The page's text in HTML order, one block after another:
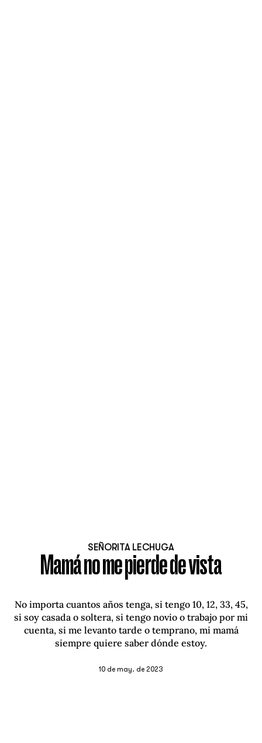
SEÑORITA LECHUGA
Mamá no me pierde de vista
No importa cuantos años tenga, si tengo 10, 12, 33, 45,
si soy casada o soltera, si tengo novio o trabajo por mi
cuenta, si me levanto tarde o temprano, mi mamá
siempre quiere saber dónde estoy.
10 de may. de 2023